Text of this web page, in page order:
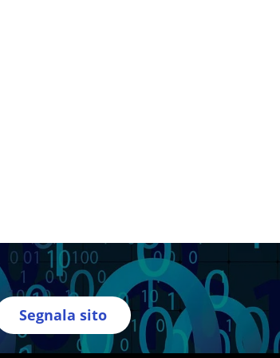
Segnala sito